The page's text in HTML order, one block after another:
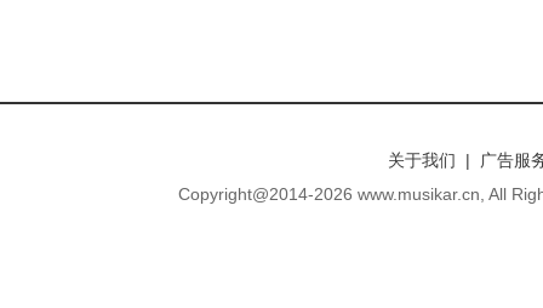
关于我们 | 广告
Copyright@2014-2026 www.musikar.cn, All